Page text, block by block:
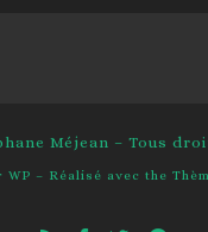
Méjean – Tous
WP – Réalisé avec the